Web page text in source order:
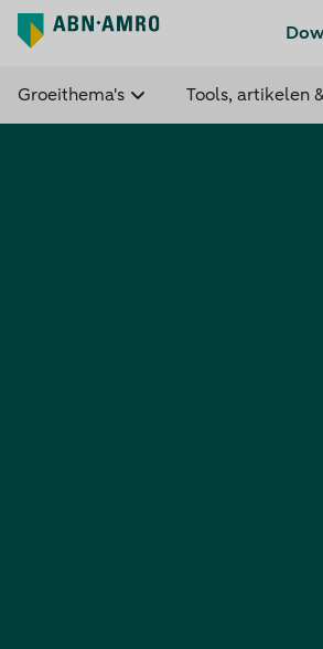
Groeithema's Tools, artikelen